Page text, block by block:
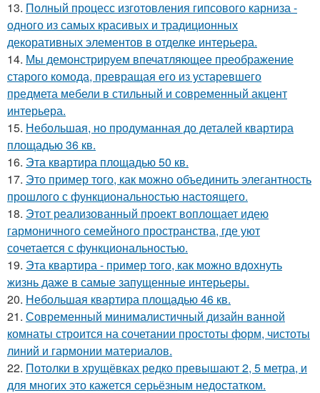
13. Полный процесс изготовления гипсового карниза -
одного из самых красивых и традиционных
декоративных элементов в отделке интерьера.
14. Мы демонстрируем впечатляющее преображение
старого комода, превращая его из устаревшего
предмета мебели в стильный и современный акцент
интерьера.
15. Небольшая, но продуманная до деталей квартира
площадью 36 кв.
16. Эта квартира площадью 50 кв.
17. Это пример того, как можно объединить элегантность
прошлого с функциональностью настоящего.
18. Этот реализованный проект воплощает идею
гармоничного семейного пространства, где уют
сочетается с функциональностью.
19. Эта квартира - пример того, как можно вдохнуть
жизнь даже в самые запущенные интерьеры.
20. Небольшая квартира площадью 46 кв.
21. Современный минималистичный дизайн ванной
комнаты строится на сочетании простоты форм, чистоты
линий и гармонии материалов.
22. Потолки в хрущёвках редко превышают 2, 5 метра, и
для многих это кажется серьёзным недостатком.